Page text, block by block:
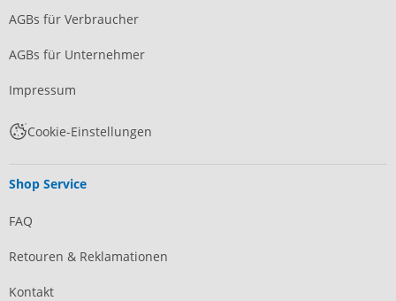
AGBs für Verbraucher
AGBs für Unternehmer
Impressum
Cookie-Einstellungen
Shop Service
FAQ
Retouren & Reklamationen
Kontakt